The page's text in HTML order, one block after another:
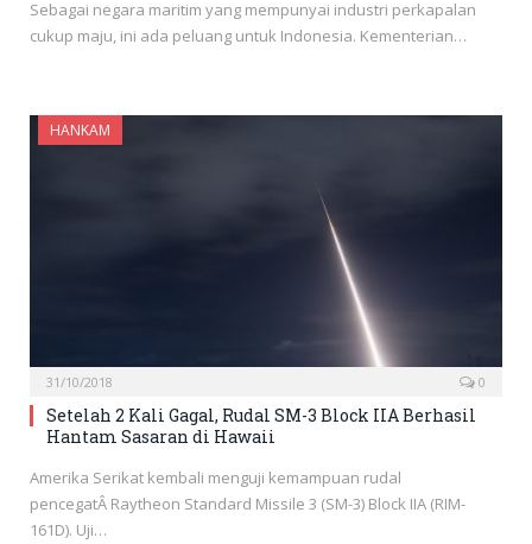
Sebagai negara maritim yang mempunyai industri perkapalan
cukup maju, ini ada peluang untuk Indonesia. Kementerian…
HANKAM
31/10/2018 0
Setelah 2 Kali Gagal, Rudal SM-3 Block IIA Berhasil
Hantam Sasaran di Hawaii
Amerika Serikat kembali menguji kemampuan rudal
pencegatÂ Raytheon Standard Missile 3 (SM-3) Block IIA (RIM-
161D). Uji…